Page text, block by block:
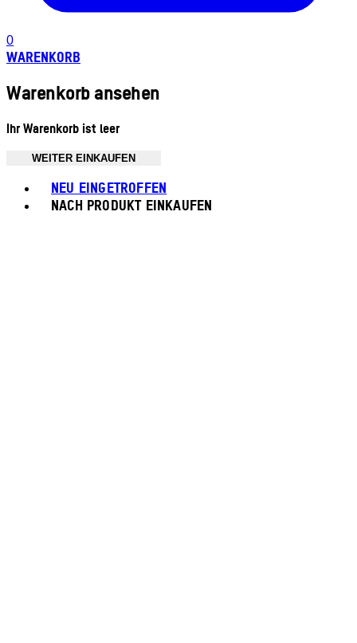
0
WARENKORB
Warenkorb ansehen
Ihr Warenkorb ist leer
WEITER EINKAUFEN
NEU EINGETROFFEN
NACH PRODUKT EINKAUFEN